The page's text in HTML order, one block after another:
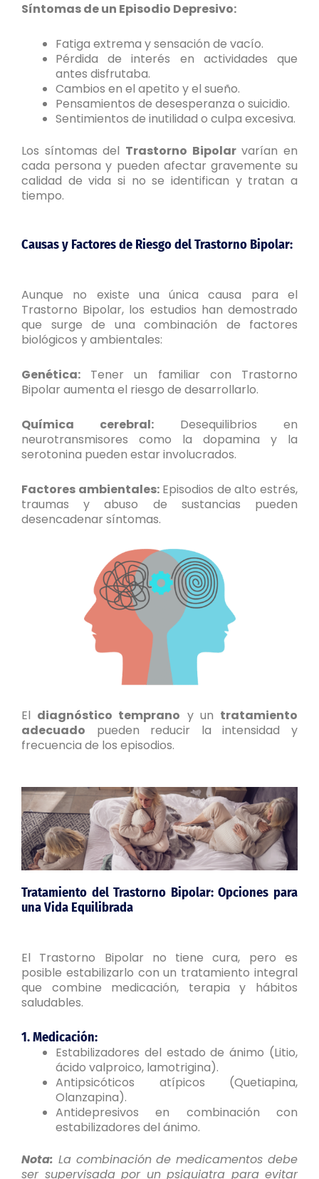
Síntomas de un Episodio Depresivo:
Fatiga extrema y sensación de vacío.
Pérdida de interés en actividades que
antes disfrutaba.
Cambios en el apetito y el sueño.
Pensamientos de desesperanza o suicidio.
Sentimientos de inutilidad o culpa excesiva.
Los síntomas del Trastorno Bipolarvarían en
cada persona y pueden afectar gravemente su
calidad de vida si no se identifican y tratan a
tiempo.
Causas y Factores de Riesgo del Trastorno Bipolar:
Aunque no existe una única causa para el
Trastorno Bipolar, los estudios han demostrado
que surge de una combinación de factores
biológicos y ambientales:
Genética: Tener un familiar con Trastorno
Bipolar aumenta el riesgo de desarrollarlo.
Química cerebral: Desequilibrios en
neurotransmisores como la dopamina y la
serotonina pueden estar involucrados.
Factores ambientales:Episodios de alto estrés,
traumas y abuso de sustancias pueden
desencadenar síntomas.
El diagnóstico temprano y un tratamiento
adecuado pueden reducir la intensidad y
frecuencia de los episodios.
Tratamiento del Trastorno Bipolar:Opciones para
una Vida Equilibrada
El Trastorno Bipolar no tiene cura, pero es
posible estabilizarlo con un tratamiento integral
que combine medicación, terapia y hábitos
saludables.
1. Medicación:
Estabilizadores del estado de ánimo (Litio,
ácido valproico, lamotrigina).
Antipsicóticos atípicos (Quetiapina,
Olanzapina).
Antidepresivos en combinación con
estabilizadores del ánimo.
Nota: La combinación de medicamentos debe
ser supervisada por un psiquiatra para evitar